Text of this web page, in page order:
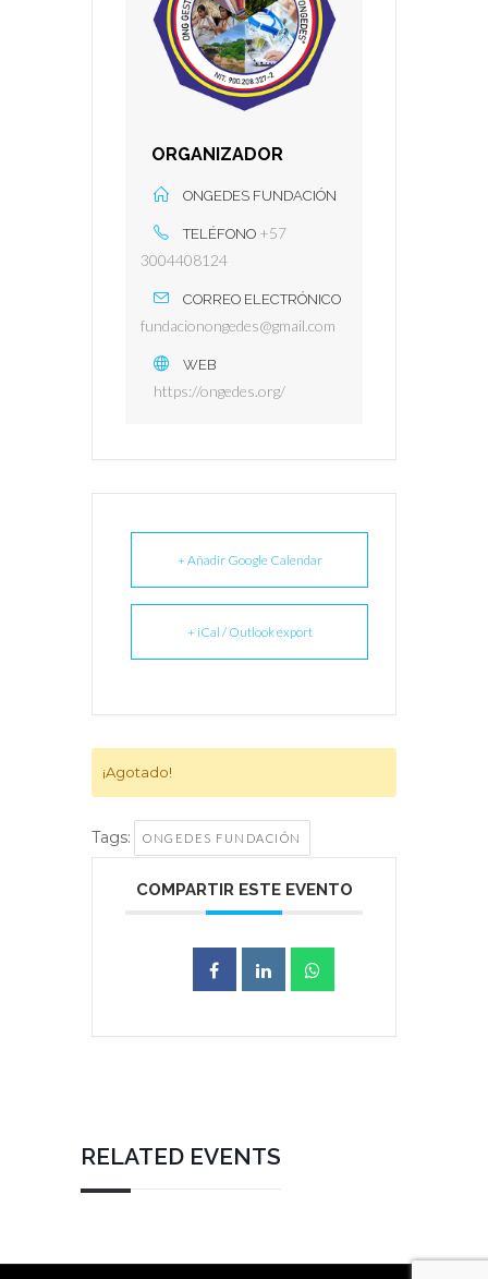
ORGANIZADOR
ONGEDES FUNDACIÓN
TELÉFONO +57
3004408124
CORREO ELECTRÓNICO
fundacionongedes@gmail.com
WEB
https://ongedes.org/
+ Añadir Google Calendar
+ iCal / Outlook export
¡Agotado!
Tags: ONGEDES FUNDACIÓN
COMPARTIR ESTE EVENTO
RELATED EVENTS